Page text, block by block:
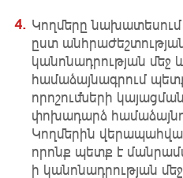
Կողմերը
ըստ
կանոնադրության
համաձայնագրում
որոշումների
փոխադարձ
Կողմերին
որոնք պետք է
ի կանոնադրության